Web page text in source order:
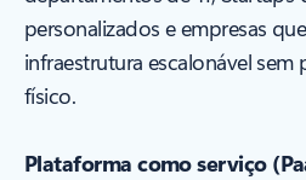
personalizados e empresas
infraestrutura escalonável sem
físico.
Plataforma como serviço